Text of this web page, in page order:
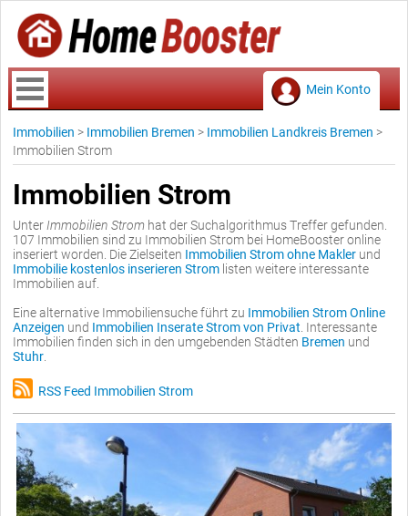
Mein Konto
Immobilien > Immobilien Bremen > Immobilien Landkreis Bremen >
Immobilien Strom
Immobilien Strom
Unter Immobilien Strom hat der Suchalgorithmus Treffer gefunden.
107 Immobilien sind zu Immobilien Strom bei HomeBooster online
inseriert worden. Die Zielseiten Immobilien Strom ohne Makler und
Immobilie kostenlos inserieren Strom listen weitere interessante
Immobilien auf.
Eine alternative Immobiliensuche führt zu Immobilien Strom Online
Anzeigen und Immobilien Inserate Strom von Privat . Interessante
Immobilien finden sich in den umgebenden Städten Bremen und
Stuhr
RSS Feed Immobilien Strom